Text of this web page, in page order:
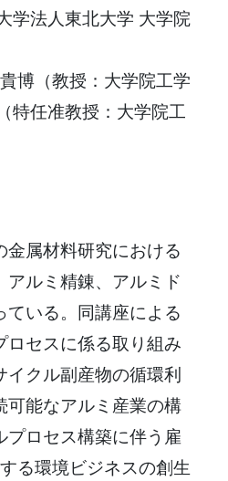
学法人東北大学 大学院
博（教授：大学院工学
特任准教授：大学院工
属材料研究における
ルミ精錬、アルミド
ている。同講座による
ロセスに係る取り組み
イクル副産物の循環利
可能なアルミ産業の構
ロセス構築に伴う雇
る環境ビジネスの創生